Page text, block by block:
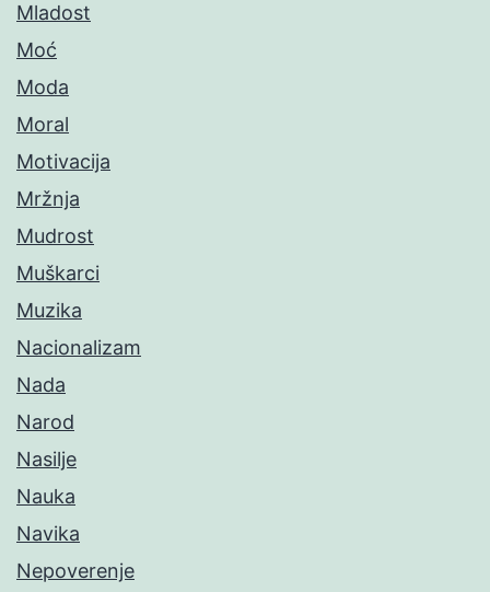
Mladost
Moć
Moda
Moral
Motivacija
Mržnja
Mudrost
Muškarci
Muzika
Nacionalizam
Nada
Narod
Nasilje
Nauka
Navika
Nepoverenje